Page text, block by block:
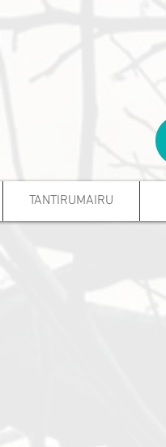
TANTIRUMAIRU